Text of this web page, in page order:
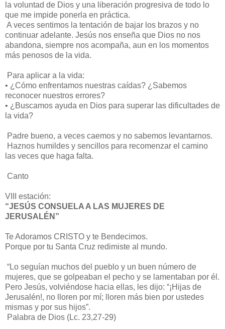
la voluntad de Dios y una liberación progresiva de todo lo
que me impide ponerla en práctica.
A veces sentimos la tentación de bajar los brazos y no
continuar adelante. Jesús nos enseña que Dios no nos
abandona, siempre nos acompaña, aun en los momentos
más penosos de la vida.
Para aplicar a la vida:
• ¿Cómo enfrentamos nuestras caídas? ¿Sabemos
reconocer nuestros errores?
• ¿Buscamos ayuda en Dios para superar las dificultades de
la vida?
Padre bueno, a veces caemos y no sabemos levantarnos.
Haznos humildes y sencillos para recomenzar el camino
las veces que haga falta.
Canto
VIII estación:
“JESÚS CONSUELA A LAS MUJERES DE
JERUSALÉN”
Te Adoramos CRISTO y te Bendecimos.
Porque por tu Santa Cruz redimiste al mundo.
“Lo seguían muchos del pueblo y un buen número de
mujeres, que se golpeaban el pecho y se lamentaban por él.
Pero Jesús, volviéndose hacia ellas, les dijo: “¡Hijas de
Jerusalén!, no lloren por mí; lloren más bien por ustedes
mismas y por sus hijos”.
Palabra de Dios (Lc. 23,27-29)